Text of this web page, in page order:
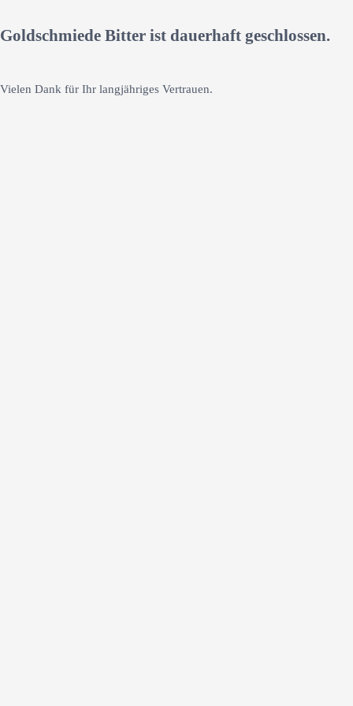
Goldschmiede Bitter ist dauerhaft geschlossen.
Vielen Dank für Ihr langjähriges Vertrauen.